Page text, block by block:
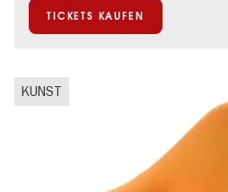
TICKETS KAUFEN
KUNST